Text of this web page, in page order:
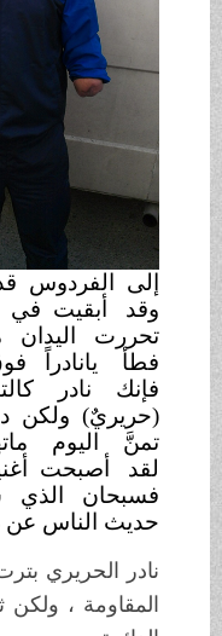
قد طارت يداكا
في جسم
معنىً
من الدنايا
فوق المعالي
يزهو
دون ( قزٍّ )
نفسٌ
العذارى
سواكطلقاً
عن ذا ليس يفنى
بترت يداه بقذيفةِ
ثغره لايفتأ يفتر عن